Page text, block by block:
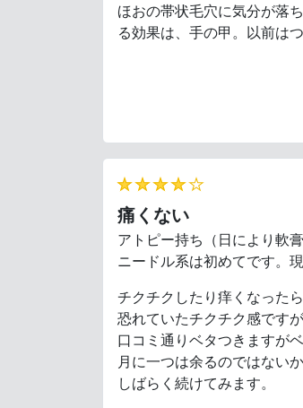
ほおの帯状毛穴に気分が落
る効果は、手の甲。以前は
★★★★★
痛くない
アトピー持ち（日により軟
ニードル系は初めてです。
チクチクしたり痒くなった
恐れていたチクチク感です
口コミ通りベタつきますが
月に一つは余るのではない
しばらく続けてみます。